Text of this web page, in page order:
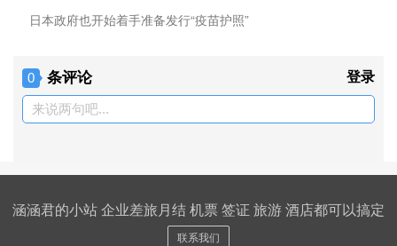
日本政府也开始着手准备发行“疫苗护照”
0 条评论 登录
来说两句吧...
涵涵君的小站 企业差旅月结 机票 签证 旅游 酒店都可以搞定
联系我们